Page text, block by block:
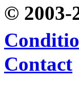
© 2003-
Contact